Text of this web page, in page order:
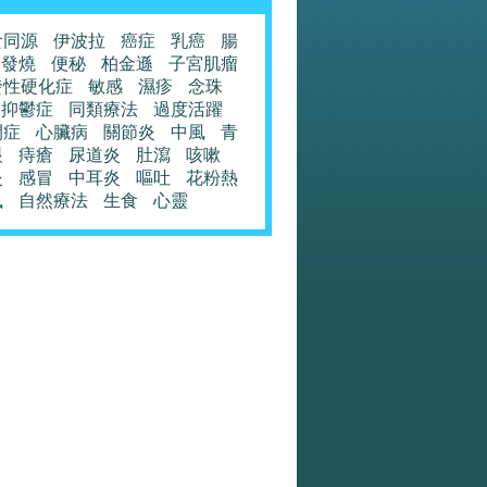
源 伊波拉 癌症 乳癌
腸
發燒
便秘 柏金遜
子宮肌瘤
硬化症
敏感 濕疹
念珠
抑鬱症
同類療法
過度活躍
心臟病 關節炎 中風
青
痔瘡 尿道炎 肚瀉
咳嗽
感冒 中耳炎 嘔吐
花粉熱
自然療法 生食 心靈